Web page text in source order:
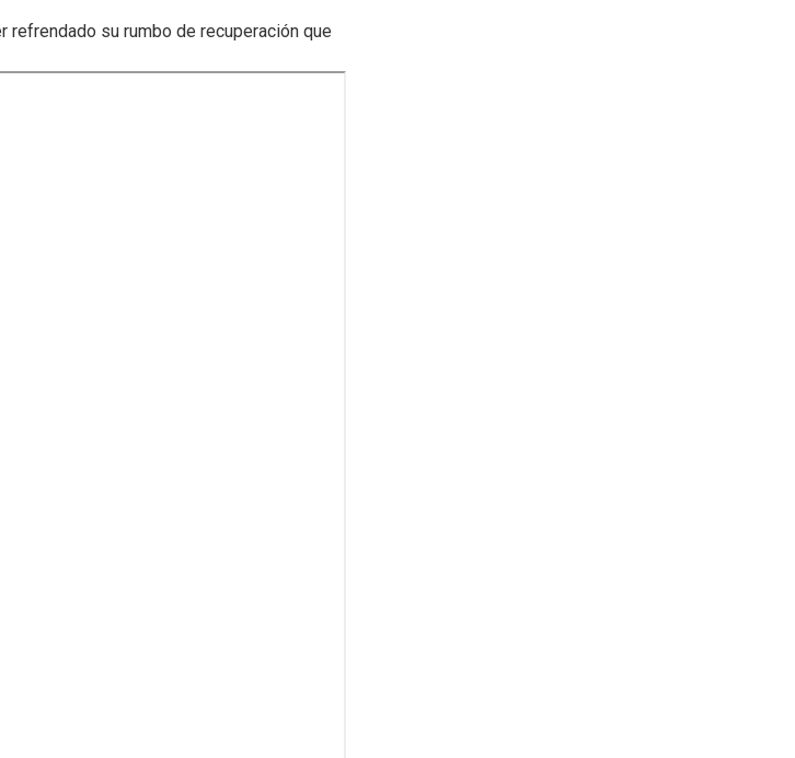
refrendado su rumbo de recuperación que